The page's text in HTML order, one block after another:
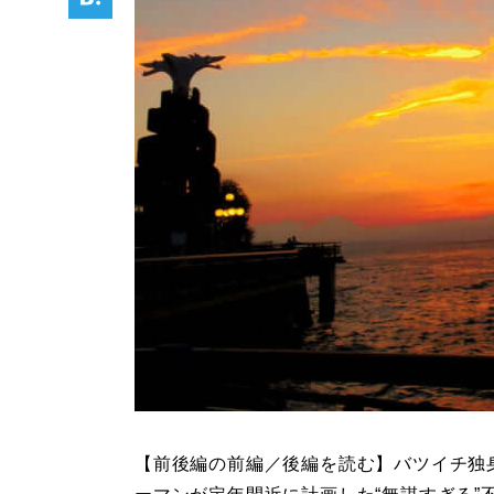
【前後編の前編／後編を読む】バツイチ独